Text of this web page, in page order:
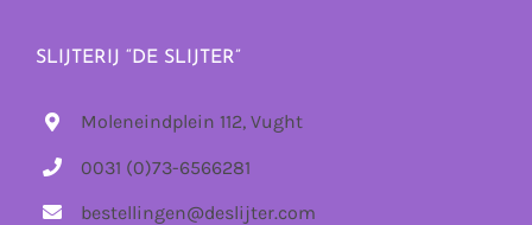
SLIJTERIJ “DE SLIJTER”
Moleneindplein 112, Vught
0031 (0)73-6566281
bestellingen@deslijter.com